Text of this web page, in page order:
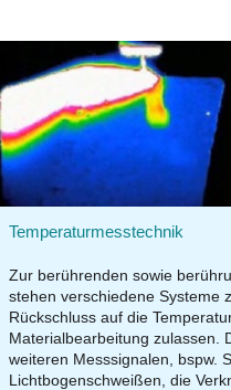
Temperaturmesstechnik
Zur berührenden sowie
stehen verschiedene Systeme
Rückschluss auf die
Materialbearbeitung zulassen.
weiteren Messsignalen, bspw.
Lichtbogenschweißen, die